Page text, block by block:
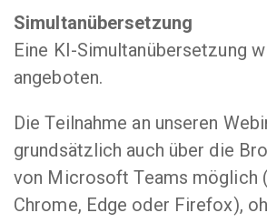
Simultanübersetzung
Eine KI-Simultanübersetzung
angeboten.
Die Teilnahme an unseren
grundsätzlich auch über die
von Microsoft Teams möglich
Chrome, Edge oder Firefox),